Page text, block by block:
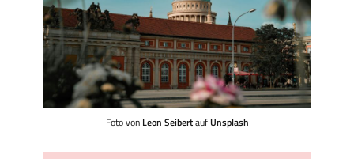
Foto von Leon SeibertaufUnsplash